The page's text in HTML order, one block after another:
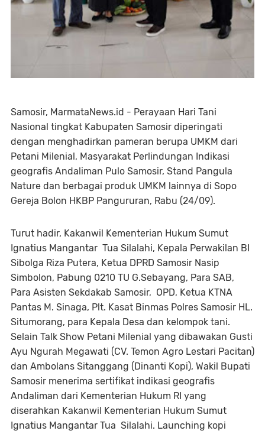
Samosir, MarmataNews.id - Perayaan Hari Tani
Nasional tingkat Kabupaten Samosir diperingati
dengan menghadirkan pameran berupa UMKM dari
Petani Milenial, Masyarakat Perlindungan Indikasi
geografis Andaliman Pulo Samosir, Stand Pangula
Nature dan berbagai produk UMKM lainnya di Sopo
Gereja Bolon HKBP Pangururan, Rabu (24/09).
Turut hadir, Kakanwil Kementerian Hukum Sumut
Ignatius Mangantar Tua Silalahi, Kepala Perwakilan BI
Sibolga Riza Putera, Ketua DPRD Samosir Nasip
Simbolon, Pabung 0210 TU G.Sebayang, Para SAB,
Para Asisten Sekdakab Samosir, OPD, Ketua KTNA
Pantas M. Sinaga, Plt. Kasat Binmas Polres Samosir HL.
Situmorang, para Kepala Desa dan kelompok tani.
Selain Talk Show Petani Milenial yang dibawakan Gusti
Ayu Ngurah Megawati (CV. Temon Agro Lestari Pacitan)
dan Ambolans Sitanggang (Dinanti Kopi), Wakil Bupati
Samosir menerima sertifikat indikasi geografis
Andaliman dari Kementerian Hukum RI yang
diserahkan Kakanwil Kementerian Hukum Sumut
Ignatius Mangantar Tua Silalahi. Launching kopi